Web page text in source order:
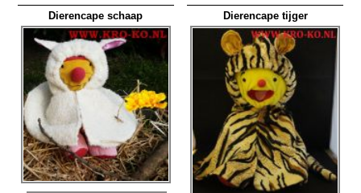
Dierencape schaap Dierencape tijger